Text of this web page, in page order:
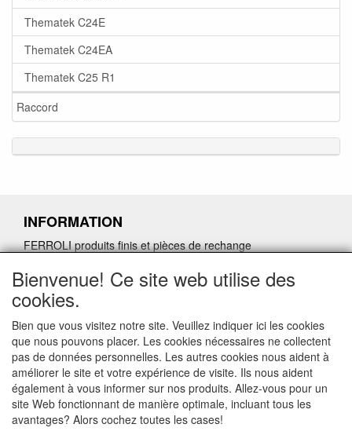
Thematek C24E
Thematek C24EA
Thematek C25 R1
Raccord
INFORMATION
FERROLI produits finis et pièces de rechange
Demander un lien d'annulation
CONTACTGEGEVENS
www.vdht.be
Rouwbergskens 7 hal 14
2340 Beerse
Bienvenue! Ce site web utilise des
cookies.
Bien que vous visitez notre site. Veuillez indiquer ici les cookies
que nous pouvons placer. Les cookies nécessaires ne collectent
pas de données personnelles. Les autres cookies nous aident à
améliorer le site et votre expérience de visite. Ils nous aident
également à vous informer sur nos produits. Allez-vous pour un
site Web fonctionnant de manière optimale, incluant tous les
avantages? Alors cochez toutes les cases!